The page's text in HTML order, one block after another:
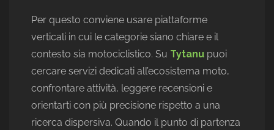
Per questo conviene usare piattaforme
verticali in cui le categorie siano chiare e il
contesto sia motociclistico. Su Tytanu puoi
cercare servizi dedicati all’ecosistema moto,
confrontare attività, leggere recensioni e
orientarti con più precisione rispetto a una
ricerca dispersiva. Quando il punto di partenza